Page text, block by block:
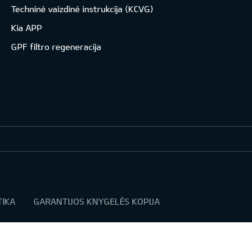
Techninė vaizdinė instrukcija (KCVG)
Kia APP
GPF filtro regeneracija
GARANTIJOS KNYGELĖS KOPIJA